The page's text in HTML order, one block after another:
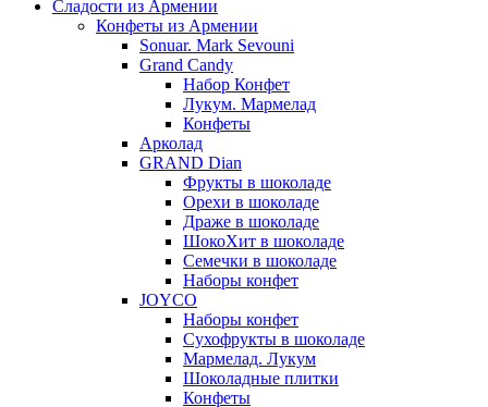
Сладости из Армении
Конфеты из Армении
Sonuar. Mark Sevouni
Grand Candy
Набор Конфет
Лукум. Мармелад
Конфеты
Арколад
GRAND Dian
Фрукты в шоколаде
Орехи в шоколаде
Драже в шоколаде
ШокоХит в шоколаде
Семечки в шоколаде
Наборы конфет
JOYCO
Наборы конфет
Сухофрукты в шоколаде
Мармелад. Лукум
Шоколадные плитки
Конфеты